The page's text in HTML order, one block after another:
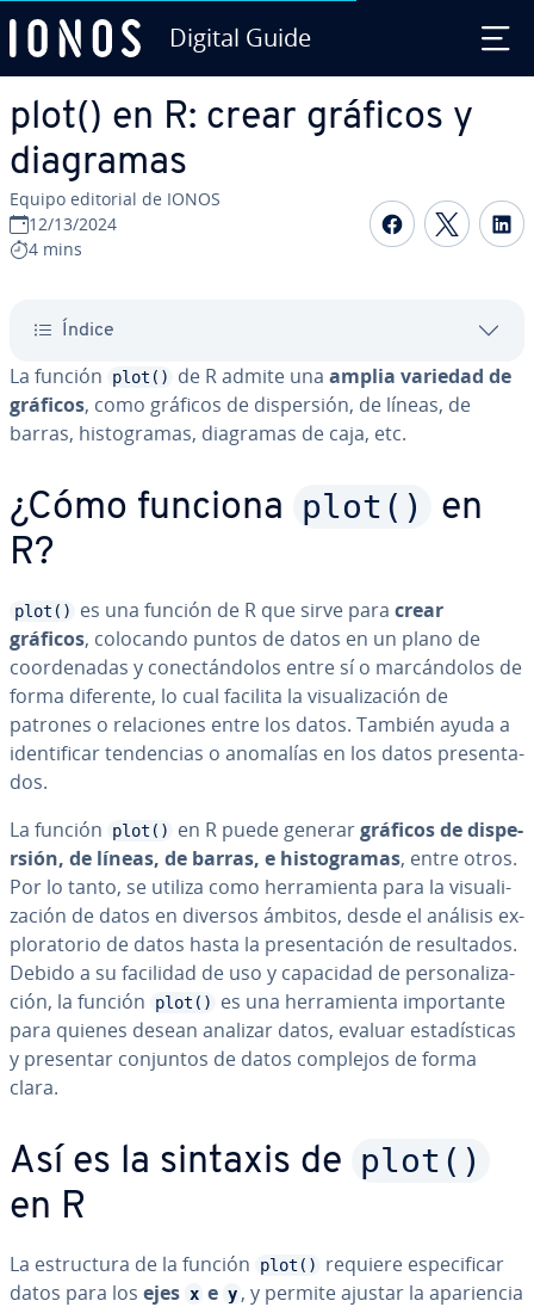
Digital Guide
plot() en R: crear gráficos y
diagramas
Equipo editorial de IONOS
12/13/2024
4 mins
Compartir
Índice
La función plot() de R admite una amplia variedad de
gráficos, como gráficos de di­s­pe­r­sión, de líneas, de
barras, hi­s­to­gra­mas, diagramas de caja, etc.
¿Cómo funciona plot()
en
R?
plot() es una función de R que sirve para crear
gráficos, colocando puntos de datos en un plano de
coor­de­na­das y co­ne­c­tá­n­do­los entre sí o ma­r­cá­n­do­los de
forma diferente, lo cual facilita la vi­sua­li­za­ción de
patrones o re­la­cio­nes entre los datos. También ayuda a
ide­n­ti­fi­car te­n­de­n­cias o anomalías en los datos pre­se­n­ta­
dos.
La función
plot() en R puede generargráficos de di­s­pe­
r­sión, de líneas, de barras, e hi­s­to­gra­mas, entre otros.
Por lo tanto, se utiliza como he­rra­mie­n­ta para la vi­sua­li­
za­ción de datos en diversos ámbitos, desde el análisis ex­
plo­ra­to­rio de datos hasta la pre­se­n­ta­ción de re­su­l­ta­dos.
Debido a su facilidad de uso y capacidad de pe­r­so­na­li­za­
ción, la función
plot()
es una he­rra­mie­n­ta im­po­r­ta­n­te
para quienes desean analizar datos, evaluar es­ta­dí­s­ti­cas
y presentar conjuntos de datos complejos de forma
clara.
Así es la sintaxis de plot()
en R
La es­tru­c­tu­ra de la función plot()
requiere es­pe­ci­fi­car
datos para los ejes x e y , y permite ajustar la apa­rie­n­cia